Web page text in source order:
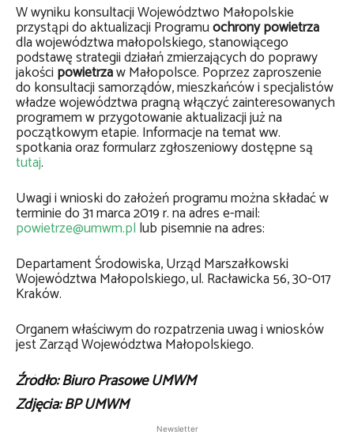
W wyniku konsultacji Województwo Małopolskie
przystąpi do aktualizacji Programuochrony powietrza
dla województwa małopolskiego,stanowiącego
podstawę strategii działań zmierzających do poprawy
jakościpowietrzaw Małopolsce. Poprzez zaproszenie
do konsultacji samorządów, mieszkańców i specjalistów
władze województwa pragną włączyć zainteresowanych
programem w przygotowanie aktualizacji już na
początkowym etapie. Informacje na temat ww.
spotkania oraz formularz zgłoszeniowy dostępne są
tutaj.
Uwagi i wnioski do założeń programu można składać w
terminie do 31 marca 2019 r. na adres e-mail:
powietrze@umwm.pl lub pisemnie na adres:
Departament Środowiska, Urząd Marszałkowski
Województwa Małopolskiego, ul. Racławicka 56, 30-017
Kraków.
Organem właściwym do rozpatrzenia uwag i wniosków
jest Zarząd Województwa Małopolskiego.
Źródło:Biuro Prasowe UMWM
Zdjęcia: BP UMWM
Newsletter